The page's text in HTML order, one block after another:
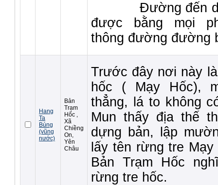
Đường đến di
được bằng mọi
thông đường đường
Hang
Ta
Búng
(vũng
nước)
Bản
Trạm
Hốc ,
Xã
Chiềng
On,
Yên
Châu
Trước đây nơi này
hốc ( Mạy Hốc),
thẳng, lá to không
Mun thấy địa thế
dựng bản, lập
lấy tên rừng tre
Bản Trạm Hốc
rừng tre hốc.